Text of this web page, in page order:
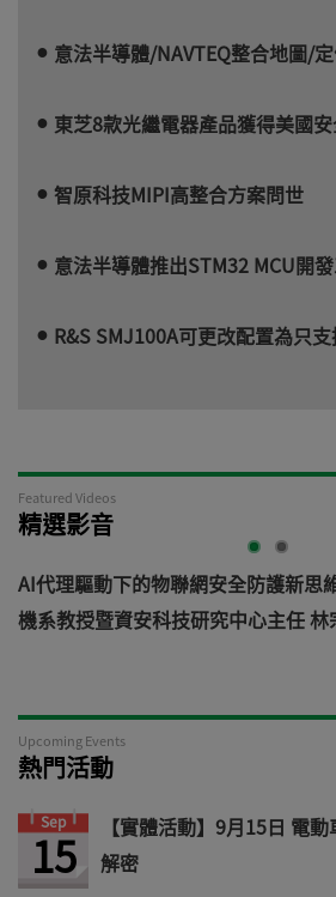
意法半導體/NAVTEQ整合地圖/
東芝8款光繼電器產品獲得美國
智原科技MIPI高整合方案問世
意法半導體推出STM32 MCU開
R&S SMJ100A可更改配置為只
Featured Videos
精選影音
AI代理驅動下的物聯網安全防護新
機系教授暨資安科技研究中心主任 林
Upcoming Events
熱門活動
Sep
15
【實體活動】9月15日 電
解密